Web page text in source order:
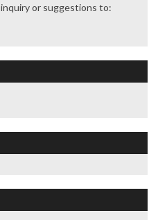
or suggestions to: